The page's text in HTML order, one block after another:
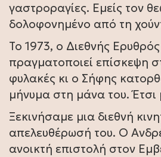
γαστροραγίες. Εμείς τον
δολοφονημένο από τη
Το 1973, ο Διεθνής
πραγματοποιεί επίσκεψη
φυλακές κι ο Σήφης
μήνυμα στη μάνα του. Έτσι
Ξεκινήσαμε μια διεθνή
απελευθέρωσή του. Ο
ανοικτή επιστολή στον